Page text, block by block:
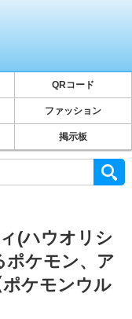
QRコード
ファッション
掲示板
(ハウオリシ
ポケモン、ア
ケモンウル